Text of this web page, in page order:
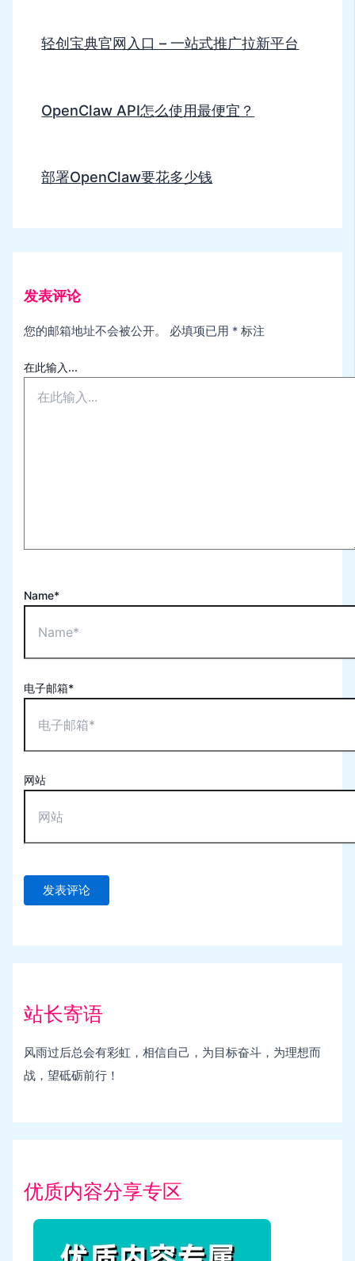
轻创宝典官网入口 – 一站式推广拉新平台
OpenClaw API怎么使用最便宜？
部署OpenClaw要花多少钱
发表评论
您的邮箱地址不会被公开。 必填项已用 * 标注
在此输入...
Name*
电子邮箱*
网站
站长寄语
风雨过后总会有彩虹，相信自己，为目标奋斗，为理想而
战，望砥砺前行！
优质内容分享专区